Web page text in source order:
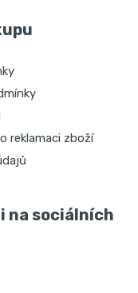
reklamaci zboží
na sociálních